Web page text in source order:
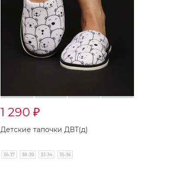
1 290 ₽
Детские тапочки ДВТ(д)
36-37 38-39 33-34 35-36